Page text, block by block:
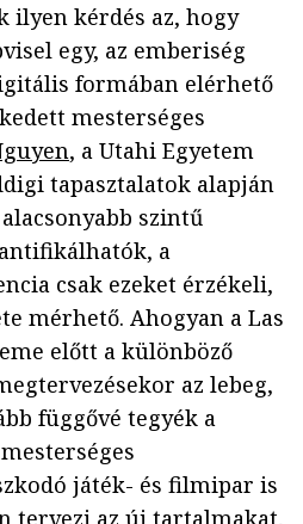
ilyen kérdés az, hogy
egy, az emberiség
formában elérhető
mesterséges
, a Utahi Egyetem
tapasztalatok alapján
szintű
a
csak ezeket érzékeli,
mérhető. Ahogyan a Las
előtt a különböző
az lebeg,
függővé tegyék a
játék- és filmipar is
tervezi az új tartalmakat,